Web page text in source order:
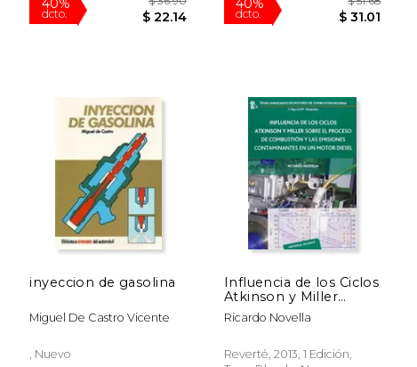
$ 40.55 40% $ 36.90 40%
inyeccion de gasolina
Miguel De Castro Vicente
, Nuevo
Influencia de los Ciclos
Atkinson y Miller
Sobre el Proceso de
Combustión y las
Contaminantes en un
Ricardo Novella
Reverté, 2013, 1 Edición,